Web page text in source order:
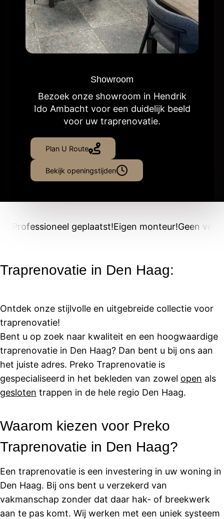
Showroom
Bezoek onze showroom in Hendrik
Ido Ambacht voor een duidelijk beeld
voor uw traprenovatie.
Plan U Route
Bekijk openingstijden
Professioneel geplaatst!Eigen monteur!Geen
Traprenovatie in Den Haag:
Ontdek onze stijlvolle en uitgebreide collectie voor
traprenovatie!
Bent u op zoek naar kwaliteit en een hoogwaardige
traprenovatie in Den Haag? Dan bent u bij ons aan
het juiste adres. Preko Traprenovatie is
gespecialiseerd in het bekleden van zowel open als
gesloten trappen in de hele regio Den Haag.
Waarom kiezen voor Preko
Traprenovatie in Den Haag?
Een traprenovatie is een investering in uw woning in
Den Haag. Bij ons bent u verzekerd van
vakmanschap zonder dat daar hak- of breekwerk
aan te pas komt. Wij werken met een uniek systeem